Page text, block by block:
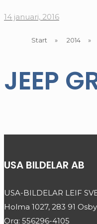
14 januari, 2016
Start » 2014 »
JEEP
USA BILDELAR AB
USA-BILDELAR LEIF
Holma 1027, 283 91 Osby
Org: 556296-4105